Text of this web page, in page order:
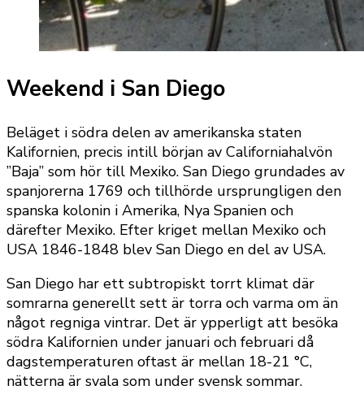
Weekend i San Diego
Beläget i södra delen av amerikanska staten
Kalifornien, precis intill början av Californiahalvön
”Baja” som hör till Mexiko. San Diego grundades av
spanjorerna 1769 och tillhörde ursprungligen den
spanska kolonin i Amerika, Nya Spanien och
därefter Mexiko. Efter kriget mellan Mexiko och
USA 1846-1848 blev San Diego en del av USA.
San Diego har ett subtropiskt torrt klimat där
somrarna generellt sett är torra och varma om än
något regniga vintrar. Det är ypperligt att besöka
södra Kalifornien under januari och februari då
dagstemperaturen oftast är mellan 18-21 °C,
nätterna är svala som under svensk sommar.